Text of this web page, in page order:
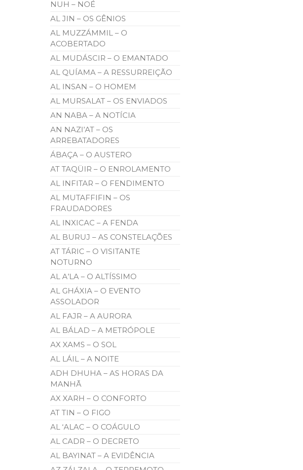
NUH – NOÉ
AL JIN – OS GÊNIOS
AL MUZZÁMMIL – O
ACOBERTADO
AL MUDÁSCIR – O EMANTADO
AL QUÍAMA – A RESSURREIÇÃO
AL INSAN – O HOMEM
AL MURSALAT – OS ENVIADOS
AN NABA – A NOTÍCIA
AN NAZI’AT – OS
ARREBATADORES
ÁBAÇA – O AUSTERO
AT TAQÜIR – O ENROLAMENTO
AL INFITAR – O FENDIMENTO
AL MUTAFFIFIN – OS
FRAUDADORES
AL INXICAC – A FENDA
AL BURUJ – AS CONSTELAÇÕES
AT TÁRIC – O VISITANTE
NOTURNO
AL A’LA – O ALTÍSSIMO
AL GHÁXIA – O EVENTO
ASSOLADOR
AL FAJR – A AURORA
AL BÁLAD – A METRÓPOLE
AX XAMS – O SOL
AL LÁIL – A NOITE
ADH DHUHA – AS HORAS DA
MANHÃ
AX XARH – O CONFORTO
AT TIN – O FIGO
AL ‘ALAC – O COÁGULO
AL CADR – O DECRETO
AL BAYINAT – A EVIDÊNCIA